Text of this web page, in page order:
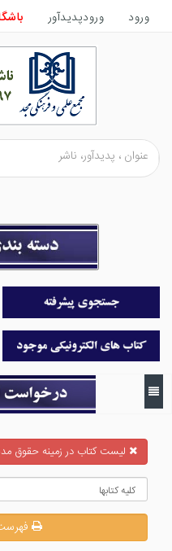
ورود ورودپدیدآور
ليست كتاب در زمينه حقوق مدني 3 (